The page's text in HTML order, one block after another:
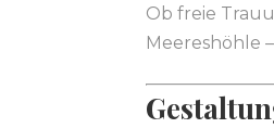
Ob freie
Meereshöhle